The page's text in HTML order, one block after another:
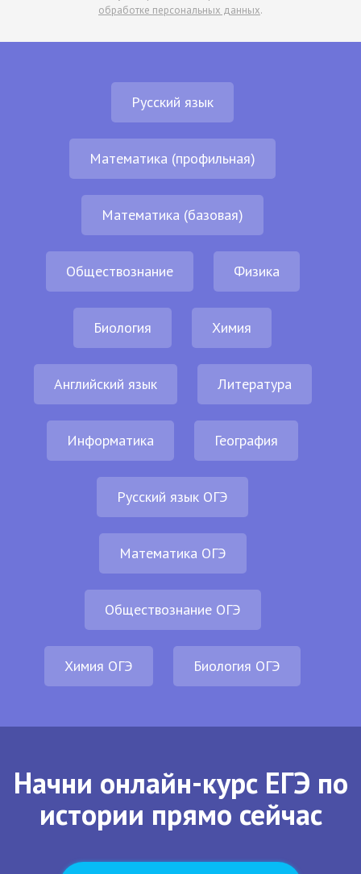
обработке персональных данных.
Русский язык
Математика (профильная)
Математика (базовая)
Обществознание Физика
Биология Химия
Английский язык Литература
Информатика География
Русский язык ОГЭ
Математика ОГЭ
Обществознание ОГЭ
Химия ОГЭ Биология ОГЭ
Начни онлайн-курс ЕГЭ по
истории прямо сейчас